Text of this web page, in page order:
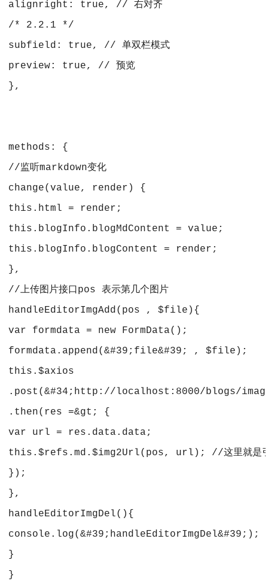
alignright: true, // 右对齐
/* 2.2.1 */
subfield: true, // 单双栏模式
preview: true, // 预览
},
methods: {
//监听markdown变化
change(value, render) {
this.html = render;
this.blogInfo.blogMdContent = value;
this.blogInfo.blogContent = render;
},
//上传图片接口pos 表示第几个图片
handleEditorImgAdd(pos , $file){
var formdata = new FormData();
formdata.append(&#39;file&#39; , $file);
this.$axios
.post(&#34;http://localhost:8000/blogs/
.then(res =&gt; {
var url = res.data.data;
this.$refs.md.$img2Url(pos, url); //这里就是引用
});
},
handleEditorImgDel(){
console.log(&#39;handleEditorImgDel&#39;); //我这
}
}